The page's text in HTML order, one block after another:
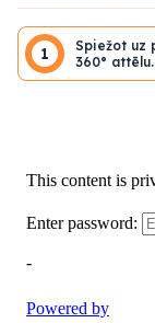
1
Spiežot uz
360° attēlu.